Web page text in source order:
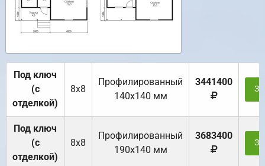
Под ключ
(с
отделкой)
8х8
Профилированный
140х140 мм
3441400
Под ключ
(с
отделкой)
8х8
Профилированный
190х140 мм
3683400